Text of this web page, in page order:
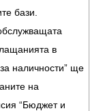
бази.
в
наличности” ще
на
“Бюджет и